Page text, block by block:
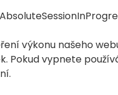
výkonu našeho
Pokud vypnete